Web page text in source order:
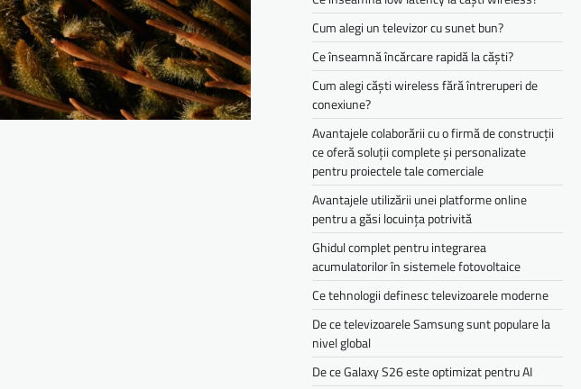
Cum alegi un televizor cu sunet bun?
Ce înseamnă încărcare rapidă la căști?
Cum alegi căști wireless fără întreruperi de
conexiune?
Avantajele colaborării cu o firmă de construcții
ce oferă soluții complete și personalizate
pentru proiectele tale comerciale
Avantajele utilizării unei platforme online
pentru a găsi locuința potrivită
Ghidul complet pentru integrarea
acumulatorilor în sistemele fotovoltaice
Ce tehnologii definesc televizoarele moderne
De ce televizoarele Samsung sunt populare la
nivel global
De ce Galaxy S26 este optimizat pentru AI